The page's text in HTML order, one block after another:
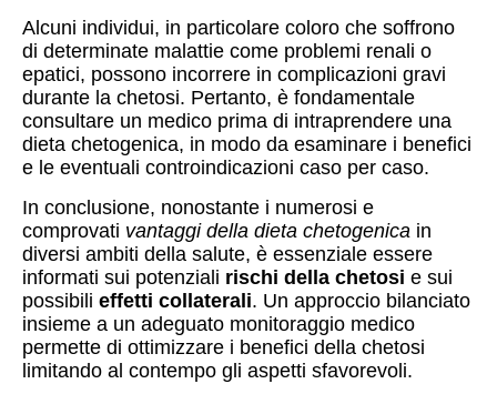
Alcuni individui, in particolare coloro che soffrono
di determinate malattie come problemi renali o
epatici, possono incorrere in complicazioni gravi
durante la chetosi. Pertanto, è fondamentale
consultare un medico prima di intraprendere una
dieta chetogenica, in modo da esaminare i benefici
e le eventuali controindicazioni caso per caso.
In conclusione, nonostante i numerosi e
comprovati vantaggi della dieta chetogenica in
diversi ambiti della salute, è essenziale essere
informati sui potenziali rischi della chetosi e sui
possibili effetti collaterali. Un approccio bilanciato
insieme a un adeguato monitoraggio medico
permette di ottimizzare i benefici della chetosi
limitando al contempo gli aspetti sfavorevoli.